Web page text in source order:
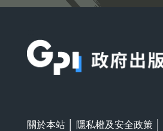
關於本站 隱私權及安全政策